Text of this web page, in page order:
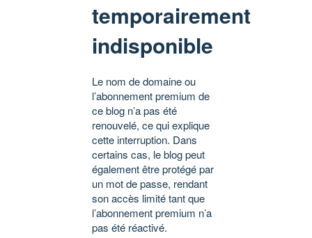
temporairement
indisponible
Le nom de domaine ou
l’abonnement premium de
ce blog n’a pas été
renouvelé, ce qui explique
cette interruption. Dans
certains cas, le blog peut
également être protégé par
un mot de passe, rendant
son accès limité tant que
l’abonnement premium n’a
pas été réactivé.